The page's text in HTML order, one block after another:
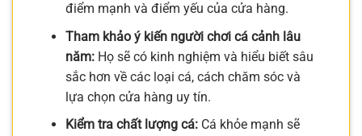
điểm mạnh và điểm yếu của cửa hàng.
Tham khảo ý kiến người chơi cá cảnh lâu
năm:Họ sẽ có kinh nghiệm và hiểu biết sâu
sắc hơn về các loại cá, cách chăm sóc và
lựa chọn cửa hàng uy tín.
Kiểm tra chất lượng cá:Cá khỏe mạnh sẽ